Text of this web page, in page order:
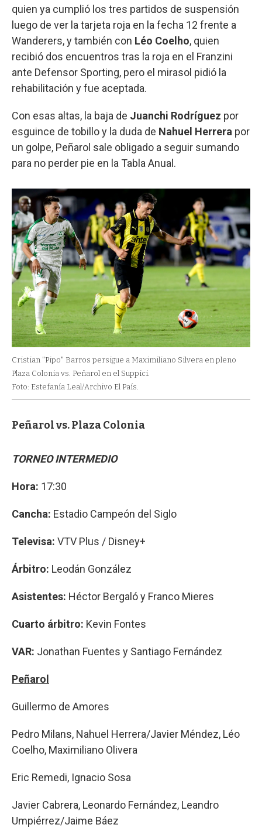
quien ya cumplió los tres partidos de suspensión
luego de ver la tarjeta roja en la fecha 12 frente a
Wanderers, y también con Léo Coelho, quien
recibió dos encuentros tras la roja en el Franzini
ante Defensor Sporting, pero el mirasol pidió la
rehabilitación y fue aceptada.
Con esas altas, la baja de Juanchi Rodríguez por
esguince de tobillo y la duda de Nahuel Herrera por
un golpe, Peñarol sale obligado a seguir sumando
para no perder pie en la Tabla Anual.
Cristian "Pipo" Barros persigue a Maximiliano Silvera en pleno
Plaza Colonia vs. Peñarol en el Suppici.
Foto: Estefanía Leal/Archivo El País.
Peñarol vs. Plaza Colonia
TORNEO INTERMEDIO
Hora: 17:30
Cancha: Estadio Campeón del Siglo
Televisa: VTV Plus / Disney+
Árbitro: Leodán González
Asistentes: Héctor Bergaló y Franco Mieres
Cuarto árbitro: Kevin Fontes
VAR: Jonathan Fuentes y Santiago Fernández
Peñarol
Guillermo de Amores
Pedro Milans, Nahuel Herrera/Javier Méndez, Léo
Coelho, Maximiliano Olivera
Eric Remedi, Ignacio Sosa
Javier Cabrera, Leonardo Fernández, Leandro
Umpiérrez/Jaime Báez